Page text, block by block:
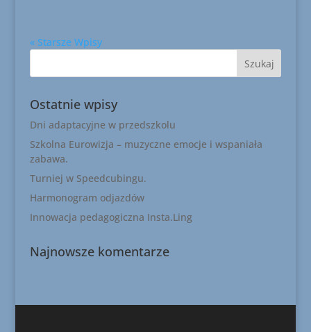
« Starsze Wpisy
Ostatnie wpisy
Dni adaptacyjne w przedszkolu
Szkolna Eurowizja – muzyczne emocje i wspaniała
zabawa.
Turniej w Speedcubingu.
Harmonogram odjazdów
Innowacja pedagogiczna Insta.Ling
Najnowsze komentarze